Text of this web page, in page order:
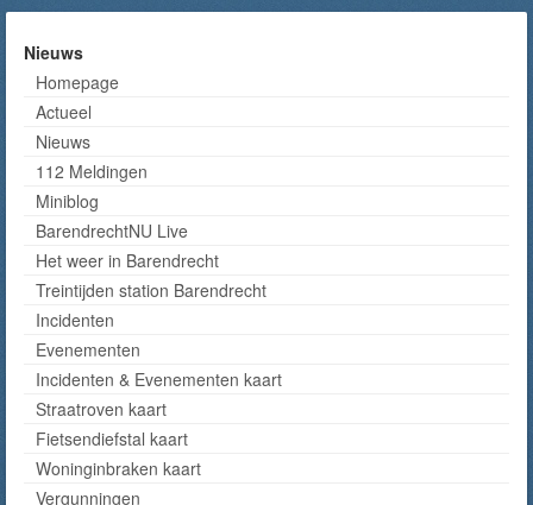
Nieuws
Homepage
Actueel
Nieuws
112 Meldingen
Miniblog
BarendrechtNU Live
Het weer in Barendrecht
Treintijden station Barendrecht
Incidenten
Evenementen
Incidenten & Evenementen kaart
Straatroven kaart
Fietsendiefstal kaart
Woninginbraken kaart
Vergunningen